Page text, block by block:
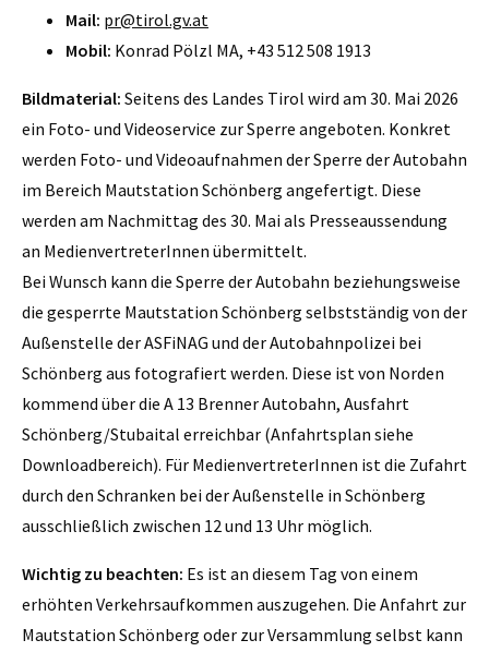
Mail: pr@tirol.gv.at
Mobil: Konrad Pölzl MA, +43 512 508 1913
Bildmaterial: Seitens des Landes Tirol wird am 30. Mai 2026
ein Foto- und Videoservice zur Sperre angeboten. Konkret
werden Foto- und Videoaufnahmen der Sperre der Autobahn
im Bereich Mautstation Schönberg angefertigt. Diese
werden am Nachmittag des 30. Mai als Presseaussendung
an MedienvertreterInnen übermittelt.
Bei Wunsch kann die Sperre der Autobahn beziehungsweise
die gesperrte Mautstation Schönberg selbstständig von der
Außenstelle der ASFiNAG und der Autobahnpolizei bei
Schönberg aus fotografiert werden. Diese ist von Norden
kommend über die A 13 Brenner Autobahn, Ausfahrt
Schönberg/Stubaital erreichbar (Anfahrtsplan siehe
Downloadbereich). Für MedienvertreterInnen ist die Zufahrt
durch den Schranken bei der Außenstelle in Schönberg
ausschließlich zwischen 12 und 13 Uhr möglich.
Wichtig zu beachten: Es ist an diesem Tag von einem
erhöhten Verkehrsaufkommen auszugehen. Die Anfahrt zur
Mautstation Schönberg oder zur Versammlung selbst kann